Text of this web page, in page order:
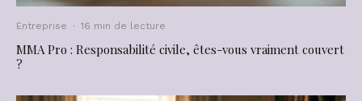
Entreprise · 16 min de lecture
MMA Pro : Responsabilité civile, êtes-vous vraiment couvert
?